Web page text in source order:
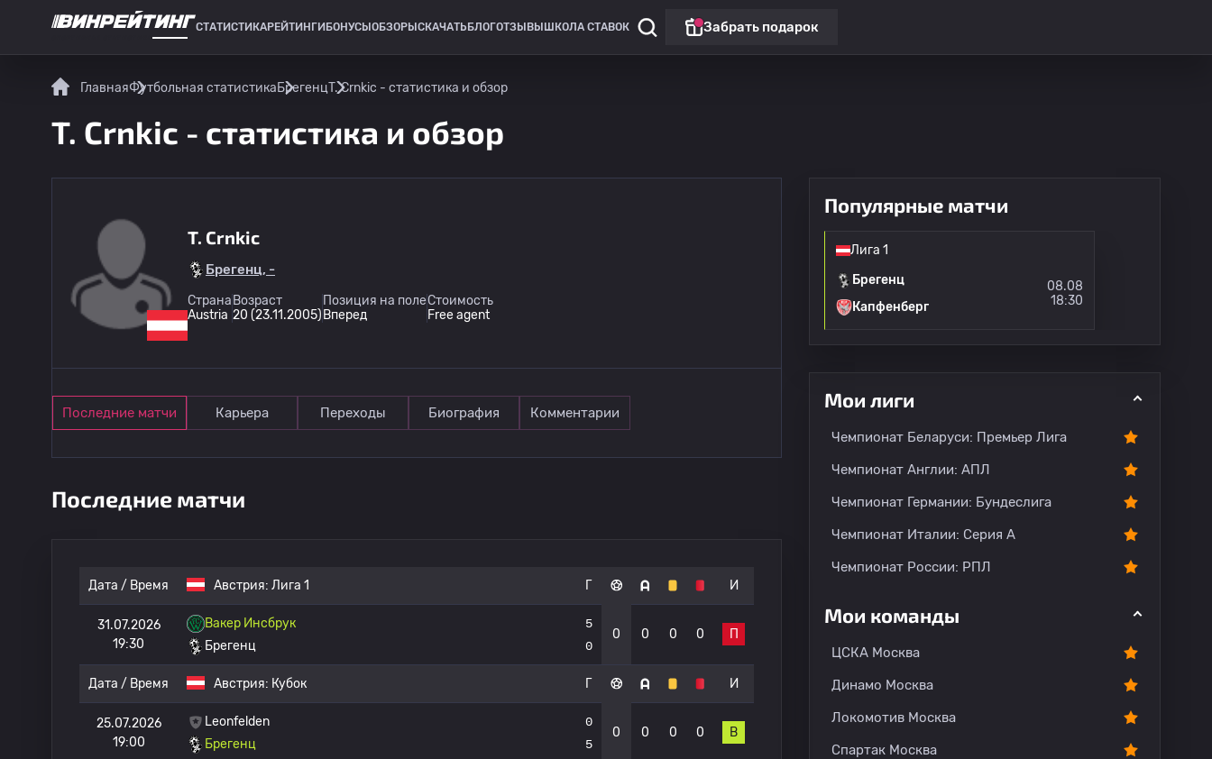
СТАТИСТИКАРЕЙТИНГИ БОНУСЫ ОБЗОРЫ СКАЧАТЬ БЛОГОТЗЫВЫ ШКОЛА СТАВОК Забрать подарок
ГлавнаяФутбольная статистикаБрегенцT. Crnkic - статистика и обзор
T. Crnkic - статистика и обзор
T. Crnkic
Брегенц, -
Страна
Austria
Возраст
20 (23.11.2005)
Позиция на поле
Вперед
Стоимость
Free agent
Последние матчи Карьера Переходы Биография Комментарии
Последние матчи
Дата / Время Австрия: Лига 1 Г И
31.07.2026
19:30
Вакер Инсбрук
Брегенц
5
0
0 0 0 0 П
Дата / Время Австрия: Кубок Г И
25.07.2026
19:00
Leonfelden
Брегенц
0
5
0 0 0 0 В
Популярные матчи
Лига 1
Брегенц
Капфенберг
08.08
18:30
Мои лиги
Чемпионат Беларуси: Премьер Лига
Чемпионат Англии: АПЛ
Чемпионат Германии: Бундеслига
Чемпионат Италии: Серия А
Чемпионат России: РПЛ
Мои команды
ЦСКА Москва
Динамо Москва
Локомотив Москва
Спартак Москва